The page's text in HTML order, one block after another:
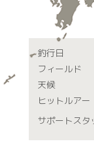
釣行日
フィールド
天候
ヒットルアー
サポートスタ